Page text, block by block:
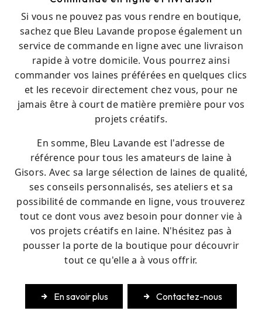
Si vous ne pouvez pas vous rendre en boutique,
sachez que Bleu Lavande propose également un
service de commande en ligne avec une livraison
rapide à votre domicile. Vous pourrez ainsi
commander vos laines préférées en quelques clics
et les recevoir directement chez vous, pour ne
jamais être à court de matière première pour vos
projets créatifs.
En somme, Bleu Lavande est l'adresse de
référence pour tous les amateurs de laine à
Gisors. Avec sa large sélection de laines de qualité,
ses conseils personnalisés, ses ateliers et sa
possibilité de commande en ligne, vous trouverez
tout ce dont vous avez besoin pour donner vie à
vos projets créatifs en laine. N'hésitez pas à
pousser la porte de la boutique pour découvrir
tout ce qu'elle a à vous offrir.
En savoir plus Contactez-nous